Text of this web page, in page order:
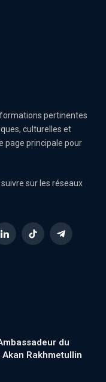
pertinentes
culturelles et
page principale pour
sur les réseaux
LinkedInTikTok Telegram
du
Akan Rakhmetullin